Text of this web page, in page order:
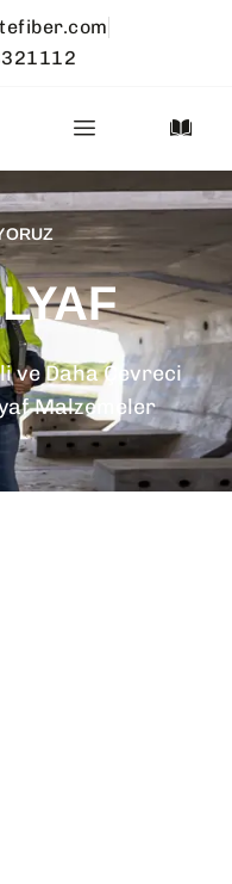
ve Daha Çevreci
Malzemeler